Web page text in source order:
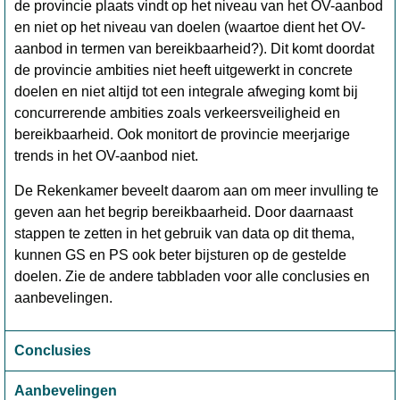
de provincie plaats vindt op het niveau van het OV-aanbod
en niet op het niveau van doelen (waartoe dient het OV-
aanbod in termen van bereikbaarheid?). Dit komt doordat
de provincie ambities niet heeft uitgewerkt in concrete
doelen en niet altijd tot een integrale afweging komt bij
concurrerende ambities zoals verkeersveiligheid en
bereikbaarheid. Ook monitort de provincie meerjarige
trends in het OV-aanbod niet.
De Rekenkamer beveelt daarom aan om meer invulling te
geven aan het begrip bereikbaarheid. Door daarnaast
stappen te zetten in het gebruik van data op dit thema,
kunnen GS en PS ook beter bijsturen op de gestelde
doelen. Zie de andere tabb laden voor alle conclusies en
aanbevelingen.
Conclusies
Aanbevelingen